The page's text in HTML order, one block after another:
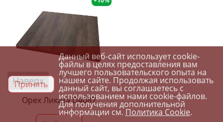
Орех Ликата D4087
Наверх
Принять
Данный веб-сайт использует cookie-
файлы в целях предоставления вам
лучшего пользовательского опыта на
нашем сайте. Продолжая использовать
данный сайт, вы соглашаетесь с
использованием нами cookie-файлов.
Для получения дополнительной
информации см.Политика Cookie.